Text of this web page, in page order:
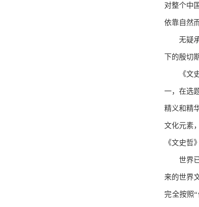
对整个中
依靠自然
无疑
下的殷切
《文
一，在选
精义和精
文化元素
《文史哲
世界
来的世界
完全按照